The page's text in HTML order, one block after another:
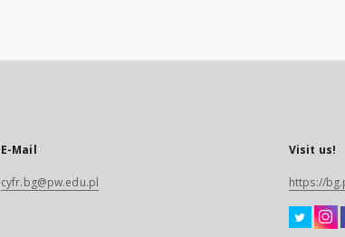
E-Mail
cyfr.bg@pw.edu.pl
Visit us!
https://